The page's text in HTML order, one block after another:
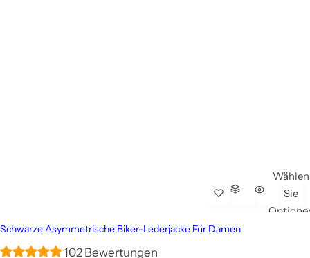
Wählen
Sie
Schwarze Asymmetrische Biker-Lederjacke Für Damen
102 Bewertungen